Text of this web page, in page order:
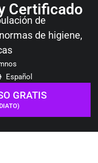
Certificado
de
de higiene,
Español
GRATIS